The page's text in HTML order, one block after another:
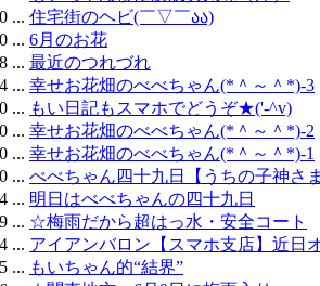
... 住宅街のヘビ(￣▽￣აა)
... 6月のお花
... 最近のつれづれ
... 幸せお花畑のべべちゃん(*＾～＾*)-3
... もい日記もスマホでどうぞ★('-^v)
... 幸せお花畑のべべちゃん(*＾～＾*)-2
... 幸せお花畑のべべちゃん(*＾～＾*)-1
... べべちゃん四十九日【うちの子神さま
... 明日はべべちゃんの四十九日
... ☆梅雨だから超はっ水・安全コート
... アイアンバロン【スマホ支店】近日
... もいちゃん的“結界”